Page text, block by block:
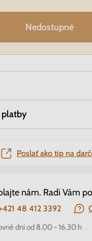
Nedostupné
platby
Poslať ako tip na
nám. Radi Vám
48 412 3392
dni od 8.00 - 16.30 h